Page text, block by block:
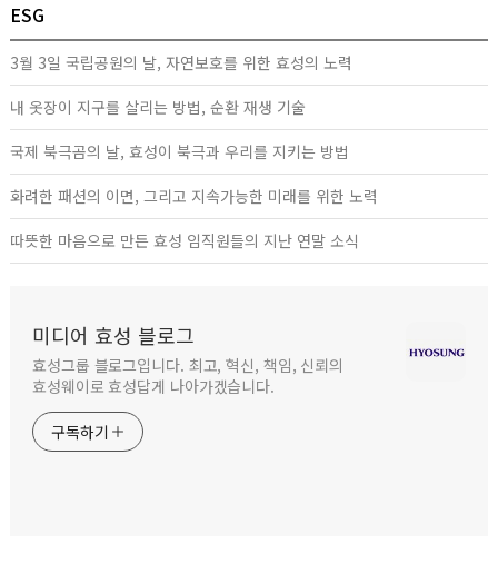
ESG
3월 3일 국립공원의 날, 자연보호를 위한 효성의 노력
내 옷장이 지구를 살리는 방법, 순환 재생 기술
국제 북극곰의 날, 효성이 북극과 우리를 지키는 방법
화려한 패션의 이면, 그리고 지속가능한 미래를 위한 노력
따뜻한 마음으로 만든 효성 임직원들의 지난 연말 소식
미디어 효성 블로그
효성그룹 블로그입니다. 최고, 혁신, 책임, 신뢰의
효성웨이로 효성답게 나아가겠습니다.
구독하기